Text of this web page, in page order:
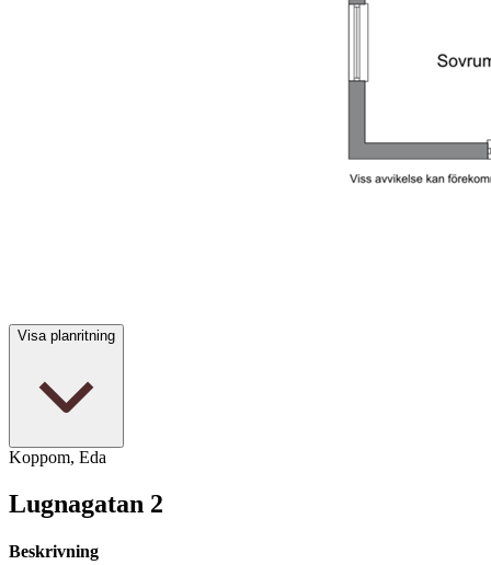
Visa planritning
Koppom, Eda
Lugnagatan 2
Beskrivning